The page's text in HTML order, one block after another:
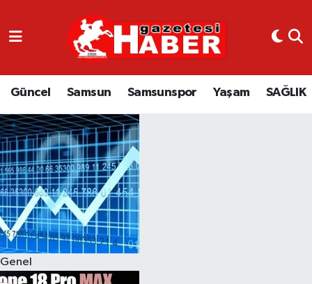
Güncel Samsun Samsunspor Yaşam SAĞLIK
Genel
GÜNCEL
SAMSUN
SAMSUNSPOR
EKONOMİ
YAŞAM